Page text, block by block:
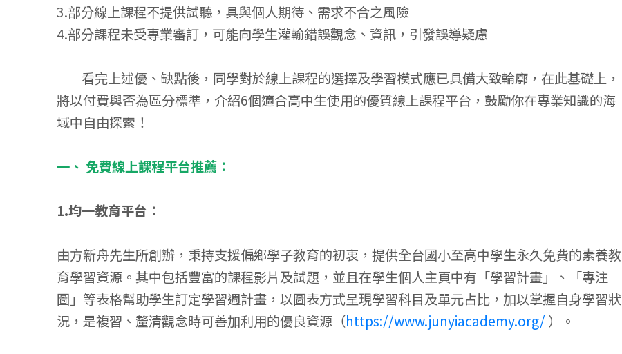
3.部分線上課程不提供試聽，具與個人期待、需求不合之風險
4.部分課程未受專業審訂，可能向學生灌輸錯誤觀念、資訊，引發誤導疑慮
看完上述優、缺點後，同學對於線上課程的選擇及學習模式應已具備大致輪廓，在此基礎上，
將以付費與否為區分標準，介紹6個適合高中生使用的優質線上課程平台，鼓勵你在專業知識的海
域中自由探索！
一、 免費線上課程平台推薦：
1.均一教育平台：
由方新舟先生所創辦，秉持支援偏鄉學子教育的初衷，提供全台國小至高中學生永久免費的素養教
育學習資源。其中包括豐富的課程影片及試題，並且在學生個人主頁中有「學習計畫」、「專注
圖」等表格幫助學生訂定學習週計畫，以圖表方式呈現學習科目及單元占比，加以掌握自身學習狀
況，是複習、釐清觀念時可善加利用的優良資源（https://www.junyiacademy.org/ ）。